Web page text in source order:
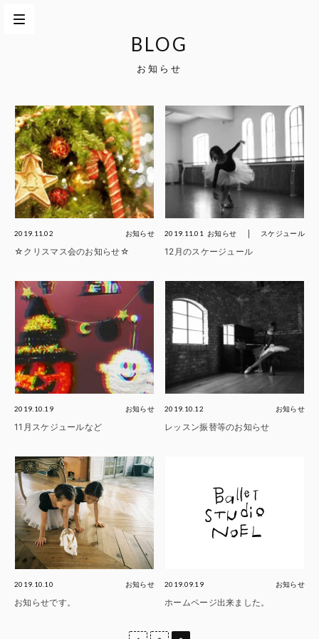
BLOG
お知らせ
2019.11.02 お知らせ
☆クリスマス会のお知らせ☆
2019.11.01 お知らせ スケジュール
12月のスケージュール
2019.10.19 お知らせ
11月スケジュールなど
2019.10.12 お知らせ
レッスン振替等のお知らせ
2019.10.10 お知らせ
お知らせです。
2019.09.19 お知らせ
ホームページ出来ました。